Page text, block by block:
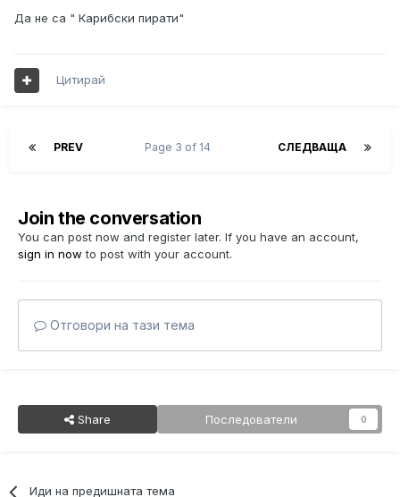
Да не са " Карибски пирати"
Цитирай
PREV СЛЕДВАЩА
Page 3 of 14
Join the conversation
You can post now and register later. If you have an account,
sign in now to post with your account.
Отговори на тази тема
Share Последователи 0
Иди на предишната тема